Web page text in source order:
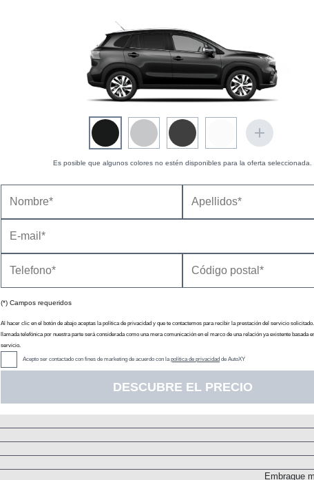
Es posible que algunos colores no estén disponibles para la oferta seleccionada.
(*) Campos requeridos
Al hacer clic en el botón de abajo aceptas la política de privacidad y que te contactemos para recibir la prestación del servicio
llamada telefónica por nuestra parte será considerada como una mera comunicación en el marco de una relación ya existente basada
servicio.
Acepto ser contactado con fines de marketing de acuerdo con la política de privacidad de AutoXY
DESCUBRE EL PRECIO
Dos árboles
Inyección
Motor Eléctrico 1
Batería
Transmisión